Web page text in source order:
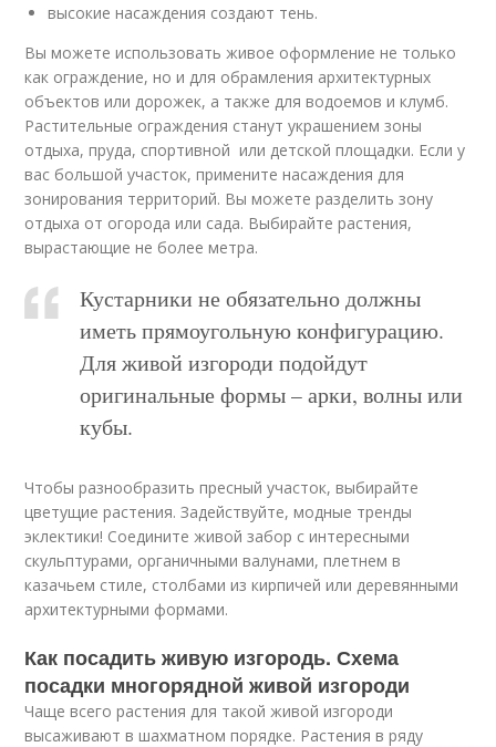
высокие насаждения создают тень.
Вы можете использовать живое оформление не только
как ограждение, но и для обрамления архитектурных
объектов или дорожек, а также для водоемов и клумб.
Растительные ограждения станут украшением зоны
отдыха, пруда, спортивной или детской площадки. Если у
вас большой участок, примените насаждения для
зонирования территорий. Вы можете разделить зону
отдыха от огорода или сада. Выбирайте растения,
вырастающие не более метра.
Кустарники не обязательно должны
иметь прямоугольную конфигурацию.
Для живой изгороди подойдут
оригинальные формы – арки, волны или
кубы.
Чтобы разнообразить пресный участок, выбирайте
цветущие растения. Задействуйте, модные тренды
эклектики! Соедините живой забор с интересными
скульптурами, органичными валунами, плетнем в
казачьем стиле, столбами из кирпичей или деревянными
архитектурными формами.
Как посадить живую изгородь. Схема
посадки многорядной живой изгороди
Чаще всего растения для такой живой изгороди
высаживают в шахматном порядке. Растения в ряду